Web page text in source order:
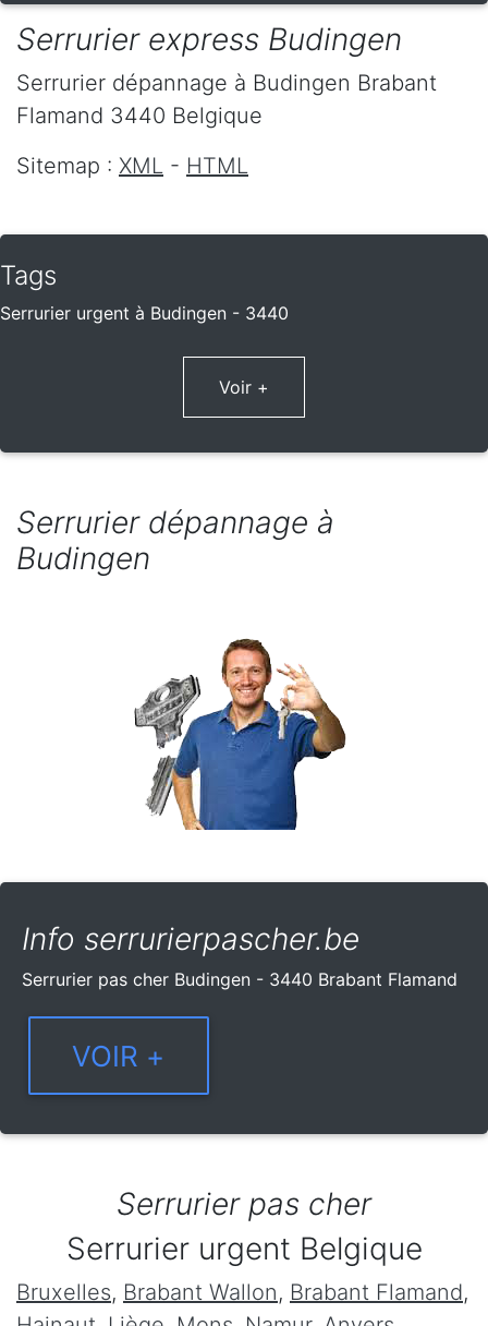
Serrurier express Budingen
Serrurier dépannage à Budingen Brabant
Flamand 3440 Belgique
Sitemap : XML - HTML
Tags
Serrurier urgent à Budingen - 3440
Voir +
Serrurier dépannage à
Budingen
Info serrurierpascher.be
Serrurier pas cher Budingen - 3440 Brabant Flamand
Serrurier pas cher
Serrurier urgent Belgique
Bruxelles, Brabant Wallon, Brabant Flamand,